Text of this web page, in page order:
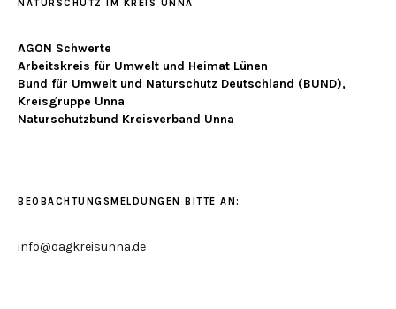
NATURSCHUTZ IM KREIS UNNA
AGON Schwerte
Arbeitskreis für Umwelt und Heimat Lünen
Bund für Umwelt und Naturschutz Deutschland (BUND),
Kreisgruppe Unna
Naturschutzbund Kreisverband Unna
BEOBACHTUNGSMELDUNGEN BITTE AN:
info@oagkreisunna.de